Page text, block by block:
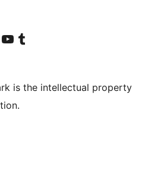
accountaccount
Näytä YouTube-kanava
Visit our Tumblr account
is the intellectual property